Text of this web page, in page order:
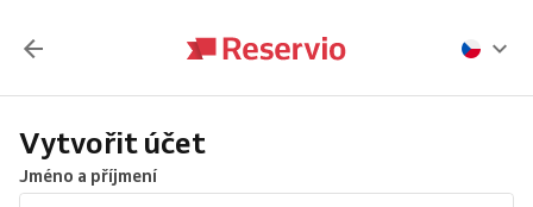
Vytvořit účet
Jméno a příjmení